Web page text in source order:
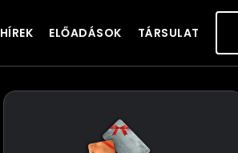
HÍREK ELŐADÁSOK TÁRSULAT